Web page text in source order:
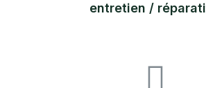
entretien /